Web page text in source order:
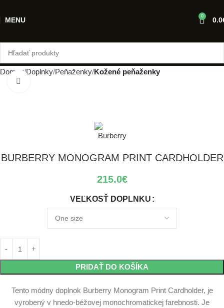
MENU 0 0.0
Domov Doplnky Peňaženky Kožené peňaženky
BURBERRY MONOGRAM PRINT CARDHOLDER
215.0€
VEĽKOSŤ DOPLNKU
PRIDAŤ DO KOŠÍKA
Tento módny doplnok Burberry Monogram Print Cardholder, je
vyrobený v hnedo-béžovej monochromatickej farebnosti. Je